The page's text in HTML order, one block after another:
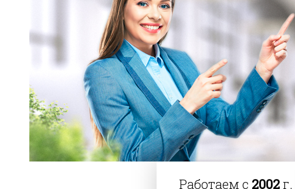
Работаем с 2002 г.